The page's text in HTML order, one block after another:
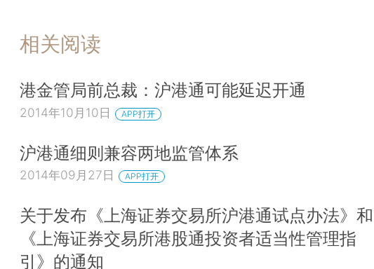
相关阅读
港金管局前总裁：沪港通可能延迟开通
2014年10月10日 APP打开
沪港通细则兼容两地监管体系
2014年09月27日 APP打开
关于发布《上海证券交易所沪港通试点办法》和
《上海证券交易所港股通投资者适当性管理指
引》的通知